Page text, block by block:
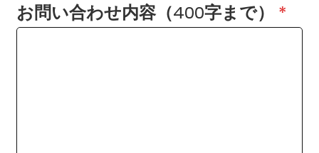
お問い合わせ内容（400字まで）